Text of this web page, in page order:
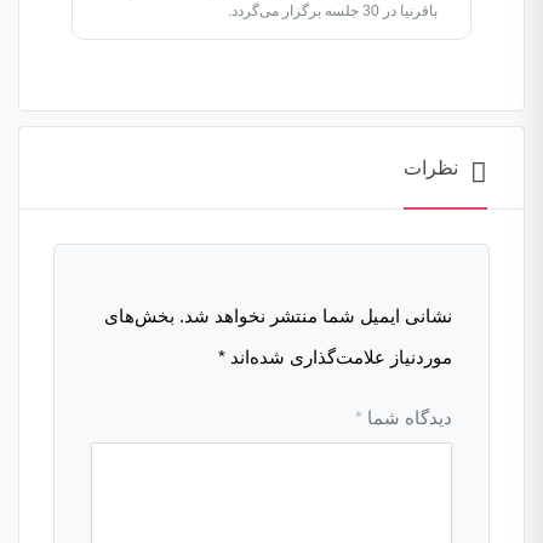
باقرنیا در 30 جلسه برگزار می‌گردد.
نظرات
نشانی ایمیل شما منتشر نخواهد شد. بخش‌های
موردنیاز علامت‌گذاری شده‌اند *
دیدگاه شما *